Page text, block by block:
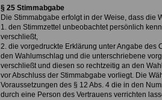
§ 25 Stimmabgabe
Die Stimmabgabe erfolgt in der Weise, dass die
1. den Stimmzettel unbeobachtet persönlich
verschließt,
2. die vorgedruckte Erklärung unter Angabe des
den Wahlumschlag und die unterschriebene
verschließt und diesen so rechtzeitig an den
vor Abschluss der Stimmabgabe vorliegt. Die
Voraussetzungen des § 12 Abs. 4 die in den
durch eine Person des Vertrauens verrichten